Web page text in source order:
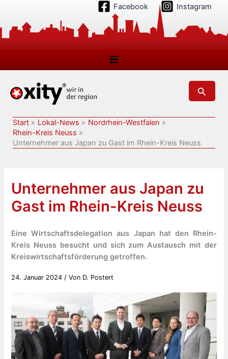
springen
Facebook Instagram
Suchen
Start Lokal-News
Nordrhein-Westfalen
Rhein-Kreis Neuss
Unternehmer aus Japan zu Gast im Rhein-Kreis Neuss
Unternehmer aus Japan zu
Gast im Rhein-Kreis Neuss
Eine Wirtschaftsdelegation aus Japan hat den Rhein-
Kreis Neuss besucht und sich zum Austausch mit der
Kreiswirtschaftsförderung getroffen.
24. Januar 2024 / Von D. Postert